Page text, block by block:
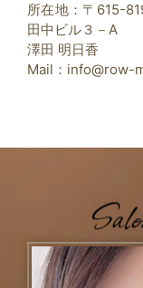
所在地：〒615-
田中ビル３－A
澤田 明日香
Mail： @ofni
サ